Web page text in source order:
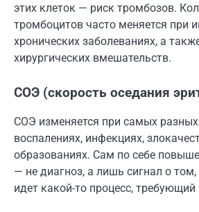
этих клеток — риск тромбозов.
тромбоцитов часто меняется при
хронических заболеваниях, а
хирургических вмешательств.
СОЭ (скорость оседания
СОЭ изменяется при самых разных
воспалениях, инфекциях,
образованиях. Сам по себе
— не диагноз, а лишь сигнал о
идет какой-то процесс,